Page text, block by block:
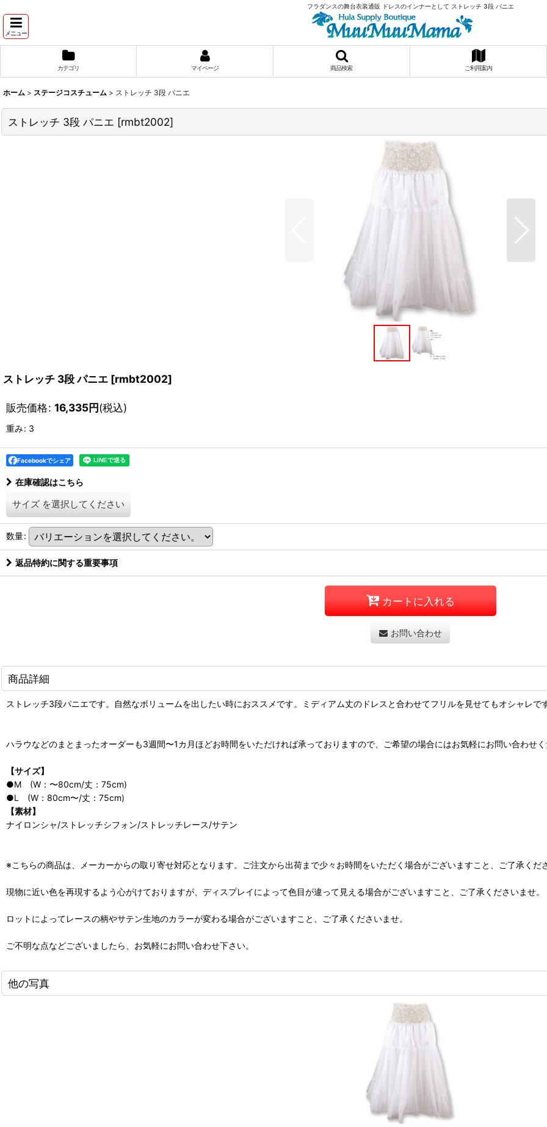
フラダンスの舞台衣装通販 ドレスのインナーとして ストレッチ 3段 パニエ
メニュー
カテゴリ マイページ 商品検索 ご利用案内
ホーム > ステージコスチューム > ストレッチ 3段 パニエ
ストレッチ 3段 パニエ [rmbt2002]
ストレッチ 3段 パニエ [rmbt2002]
販売価格: 16,335円(税込)
重み: 3
Facebookでシェア
在庫確認はこちら
サイズ を選択してください
数量:
返品特約に関する重要事項
カートに入れる
お問い合わせ
商品詳細
ストレッチ3段パニエです。自然なボリュームを出したい時におススメです。ミディアム丈のドレスと合わせてフリルを見せてもオシャレで
ハラウなどのまとまったオーダーも3週間〜1カ月ほどお時間をいただければ承っておりますので、ご希望の場合にはお気軽にお問い合わせく
【サイズ】
●M (W：〜80cm/丈：75cm)
●L (W：80cm〜/丈：75cm)
【素材】
ナイロンシャ/ストレッチシフォン/ストレッチレース/サテン
※こちらの商品は、メーカーからの取り寄せ対応となります。ご注文から出荷まで少々お時間をいただく場合がございますこと、ご了承くだ
現物に近い色を再現するよう心がけておりますが、ディスプレイによって色目が違って見える場合がございますこと、ご了承くださいませ。
ロットによってレースの柄やサテン生地のカラーが変わる場合がございますこと、ご了承くださいませ。
ご不明な点などございましたら、お気軽にお問い合わせ下さい。
他の写真